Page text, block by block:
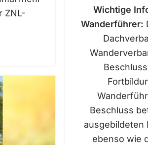
ZNL-
Wichtige
Wanderführer:
Beschluss
ausgebildeten
ebenso wie